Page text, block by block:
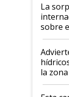
La
sobre
"Estoy
la